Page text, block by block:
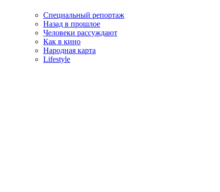
Специальный репортаж
Назад в прошлое
Человеки рассуждают
Как в кино
Народная карта
Lifestyle